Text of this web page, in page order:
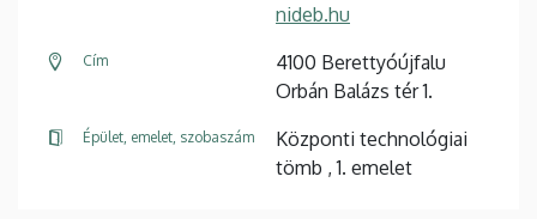
nideb.hu
Cím
4100 Berettyóújfalu
Orbán Balázs tér 1.
Épület, emelet, szobaszám
Központi technológiai
tömb , 1. emelet